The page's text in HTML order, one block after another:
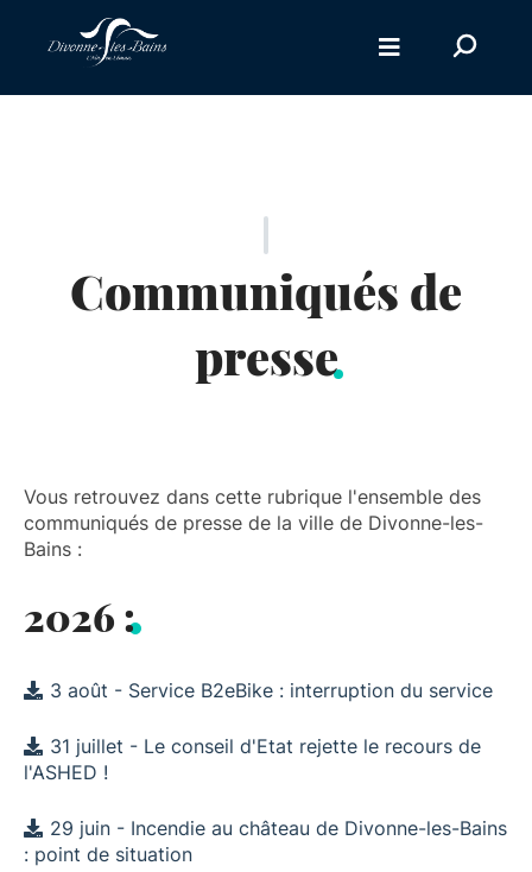
Aller à la recherche
sur
site
Communiqués de
presse
Vous retrouvez dans cette rubrique l'ensemble des
communiqués de presse de la ville de Divonne-les-
Bains :
2026 :
3 août - Service B2eBike : interruption du service
31 juillet - Le conseil d'Etat rejette le recours de
l'ASHED !
29 juin - Incendie au château de Divonne-les-Bains
: point de situation